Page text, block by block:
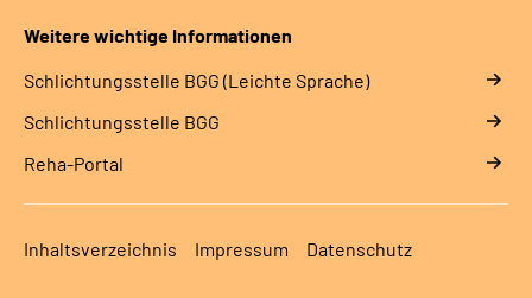
Weitere wichtige Informationen
Schlich­tungs­stel­le BGG (Leichte Sprache)
Schlich­tungs­stel­le BGG
Reha-Portal
Inhaltsverzeichnis Impressum Datenschutz